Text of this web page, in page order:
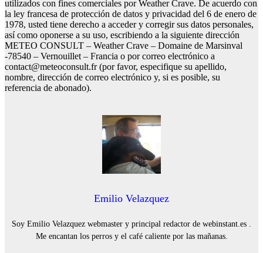
utilizados con fines comerciales por Weather Crave. De acuerdo con
la ley francesa de protección de datos y privacidad del 6 de enero de
1978, usted tiene derecho a acceder y corregir sus datos personales,
así como oponerse a su uso, escribiendo a la siguiente dirección
METEO CONSULT – Weather Crave – Domaine de Marsinval
-78540 – Vernouillet – Francia o por correo electrónico a
contact@meteoconsult.fr(por favor, especifique su apellido,
nombre, dirección de correo electrónico y, si es posible, su
referencia de abonado).
Emilio Velazquez
Soy Emilio Velazquez webmaster y principal redactor de webinstant.es .
Me encantan los perros y el café caliente por las mañanas.